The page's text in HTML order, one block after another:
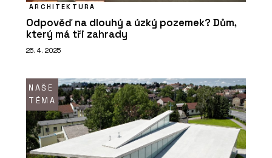
ARCHITEKTURA
Odpověď na dlouhý a úzký pozemek? Dům,
který má tři zahrady
25. 4. 2025
NAŠE
TÉMA